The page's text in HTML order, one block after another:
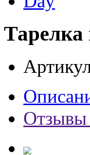
Тарелка
Отзывы